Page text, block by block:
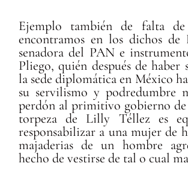
Ejemplo también de falta
encontramos en los dichos
senadora del PAN e
Pliego, quién después de haber
la sede diplomática en México
su servilismo y podredumbre
perdón al primitivo gobierno de
torpeza de Lilly Téllez es
responsabilizar a una mujer de
majaderias de un hombre
hecho de vestirse de tal o cual